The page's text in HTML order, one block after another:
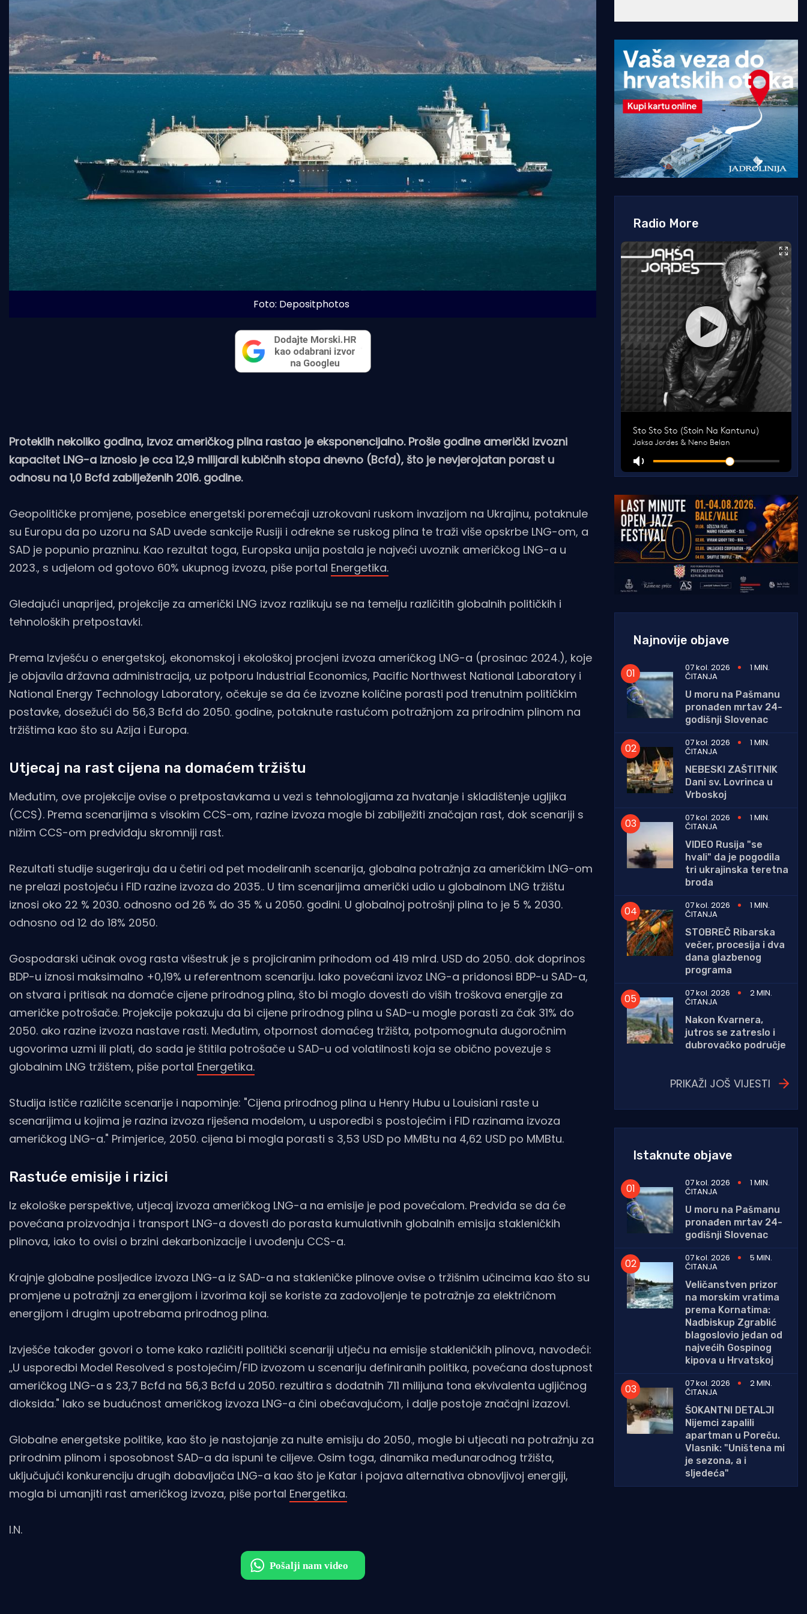
Foto: Depositphotos
Proteklih nekoliko godina, izvoz američkog plina rastao je eksponencijalno. Prošle godine američki izvozni
kapacitet LNG-a iznosio je cca 12,9 milijardi kubičnih stopa dnevno (Bcfd), što je nevjerojatan porast u
odnosu na 1,0 Bcfd zabilježenih 2016. godine.
Geopolitičke promjene, posebice energetski poremećaji uzrokovani ruskom invazijom na Ukrajinu, potaknule
su Europu da po uzoru na SAD uvede sankcije Rusiji i odrekne se ruskog plina te traži više opskrbe LNG-om, a
SAD je popunio prazninu. Kao rezultat toga, Europska unija postala je najveći uvoznik američkog LNG-a u
2023., s udjelom od gotovo 60% ukupnog izvoza, piše portal Energetika.
Gledajući unaprijed, projekcije za američki LNG izvoz razlikuju se na temelju različitih globalnih političkih i
tehnoloških pretpostavki.
Prema Izvješću o energetskoj, ekonomskoj i ekološkoj procjeni izvoza američkog LNG-a (prosinac 2024.), koje
je objavila državna administracija, uz potporu Industrial Economics, Pacific Northwest National Laboratory i
National Energy Technology Laboratory, očekuje se da će izvozne količine porasti pod trenutnim političkim
postavke, dosežući do 56,3 Bcfd do 2050. godine, potaknute rastućom potražnjom za prirodnim plinom na
tržištima kao što su Azija i Europa.
Utjecaj na rast cijena na domaćem tržištu
Međutim, ove projekcije ovise o pretpostavkama u vezi s tehnologijama za hvatanje i skladištenje ugljika
(CCS). Prema scenarijima s visokim CCS-om, razine izvoza mogle bi zabilježiti značajan rast, dok scenariji s
nižim CCS-om predviđaju skromniji rast.
Rezultati studije sugeriraju da u četiri od pet modeliranih scenarija, globalna potražnja za američkim LNG-om
ne prelazi postojeću i FID razine izvoza do 2035.. U tim scenarijima američki udio u globalnom LNG tržištu
iznosi oko 22 % 2030. odnosno od 26 % do 35 % u 2050. godini. U globalnoj potrošnji plina to je 5 % 2030.
odnosno od 12 do 18% 2050.
Gospodarski učinak ovog rasta višestruk je s projiciranim prihodom od 419 mlrd. USD do 2050. dok doprinos
BDP-u iznosi maksimalno +0,19% u referentnom scenariju. Iako povećani izvoz LNG-a pridonosi BDP-u SAD-a,
on stvara i pritisak na domaće cijene prirodnog plina, što bi moglo dovesti do viših troškova energije za
američke potrošače. Projekcije pokazuju da bi cijene prirodnog plina u SAD-u mogle porasti za čak 31% do
2050. ako razine izvoza nastave rasti. Međutim, otpornost domaćeg tržišta, potpomognuta dugoročnim
ugovorima uzmi ili plati, do sada je štitila potrošače u SAD-u od volatilnosti koja se obično povezuje s
globalnim LNG tržištem, piše portal Energetika.
Studija ističe različite scenarije i napominje: "Cijena prirodnog plina u Henry Hubu u Louisiani raste u
scenarijima u kojima je razina izvoza riješena modelom, u usporedbi s postojećim i FID razinama izvoza
američkog LNG-a." Primjerice, 2050. cijena bi mogla porasti s 3,53 USD po MMBtu na 4,62 USD po MMBtu.
Rastuće emisije i rizici
Iz ekološke perspektive, utjecaj izvoza američkog LNG-a na emisije je pod povećalom. Predviđa se da će
povećana proizvodnja i transport LNG-a dovesti do porasta kumulativnih globalnih emisija stakleničkih
plinova, iako to ovisi o brzini dekarbonizacije i uvođenju CCS-a.
Krajnje globalne posljedice izvoza LNG-a iz SAD-a na stakleničke plinove ovise o tržišnim učincima kao što su
promjene u potražnji za energijom i izvorima koji se koriste za zadovoljenje te potražnje za električnom
energijom i drugim upotrebama prirodnog plina.
Izvješće također govori o tome kako različiti politički scenariji utječu na emisije stakleničkih plinova, navodeći:
„U usporedbi Model Resolved s postojećim/FID izvozom u scenariju definiranih politika, povećana dostupnost
američkog LNG-a s 23,7 Bcfd na 56,3 Bcfd u 2050. rezultira s dodatnih 711 milijuna tona ekvivalenta ugljičnog
dioksida." Iako se budućnost američkog izvoza LNG-a čini obećavajućom, i dalje postoje značajni izazovi.
Globalne energetske politike, kao što je nastojanje za nulte emisiju do 2050., mogle bi utjecati na potražnju za
prirodnim plinom i sposobnost SAD-a da ispuni te ciljeve. Osim toga, dinamika međunarodnog tržišta,
uključujući konkurenciju drugih dobavljača LNG-a kao što je Katar i pojava alternativa obnovljivoj energiji,
mogla bi umanjiti rast američkog izvoza, piše portal Energetika.
I.N.
Radio More
Najnovije objave
07 kol. 2026 1 MIN.
ČITANJA
U moru na Pašmanu
pronađen mrtav 24-
godišnji Slovenac
07 kol. 2026
1 MIN.
ČITANJA
NEBESKI ZAŠTITNIK
Dani sv. Lovrinca u
Vrboskoj
07 kol. 2026
1 MIN.
ČITANJA
VIDEO Rusija "se
hvali" da je pogodila
tri ukrajinska teretna
broda
07 kol. 2026
1 MIN.
ČITANJA
STOBREČ Ribarska
večer, procesija i dva
dana glazbenog
programa
07 kol. 2026
2 MIN.
ČITANJA
Nakon Kvarnera,
jutros se zatreslo i
dubrovačko područje
PRIKAŽI JOŠ VIJESTI
Istaknute objave
07 kol. 2026 1 MIN.
ČITANJA
U moru na Pašmanu
pronađen mrtav 24-
godišnji Slovenac
07 kol. 2026
5 MIN.
ČITANJA
Veličanstven prizor
na morskim vratima
prema Kornatima:
Nadbiskup Zgrablić
blagoslovio jedan od
najvećih Gospinog
kipova u Hrvatskoj
07 kol. 2026
2 MIN.
ČITANJA
ŠOKANTNI DETALJI
Nijemci zapalili
apartman u Poreču.
Vlasnik: "Uništena mi
je sezona, a i
sljedeća"